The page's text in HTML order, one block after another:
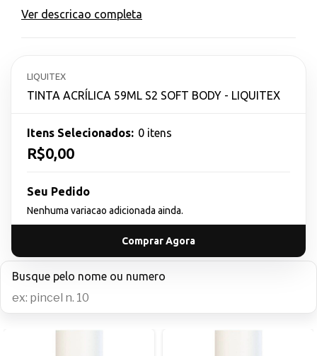
Ver descricao completa
LIQUITEX
TINTA ACRÍLICA 59ML S2 SOFT BODY - LIQUITEX
Itens Selecionados: 0 itens
R$0,00
Seu Pedido
Nenhuma variacao adicionada ainda.
Comprar Agora
Busque pelo nome ou numero